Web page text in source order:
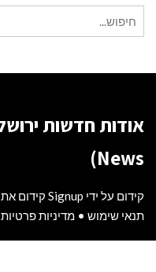
עבור:
News)
קידום על ידי Signup קידום אתרים
תנאי שימוש • מדיניות פרטיות